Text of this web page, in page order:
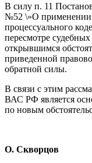
В силу п. 11
№52 \»О
процессуального
пересмотре
открывшимся
приведенной
обратной силы.
В связи с этим
ВАС РФ является
по новым
О. Скворцов